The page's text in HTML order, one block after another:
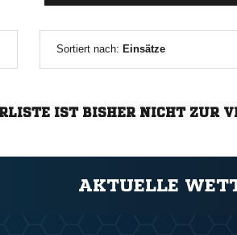
Sortiert nach: Einsätze
IST BISHER NICHT ZUR
AKTUELLE